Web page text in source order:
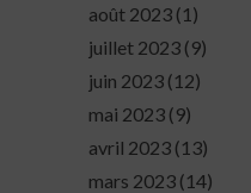
août 2023 (1)
juillet 2023 (9)
juin 2023 (12)
mai 2023 (9)
avril 2023 (13)
mars 2023 (14)